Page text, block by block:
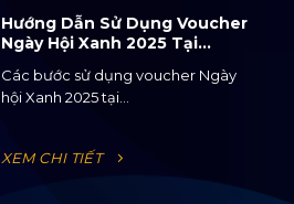
Hướng Dẫn Sử Dụng Voucher
Ngày Hội Xanh 2025 Tại
Các bước sử dụng voucher Ngày
hội Xanh 2025 tại...
XEM CHI TIẾT